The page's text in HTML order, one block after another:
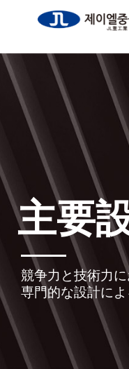
主要
競争力と技術力
専門的な設計に